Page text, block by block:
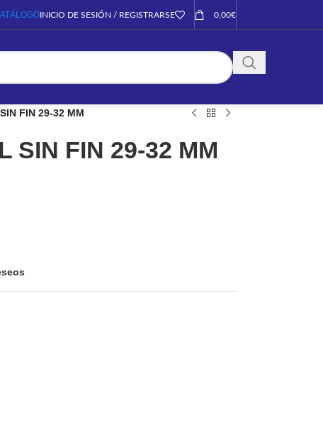
INICIO DE SESIÓN / REGISTRARSE 0,00€
FIN 29-32 MM
SIN FIN 29-32 MM